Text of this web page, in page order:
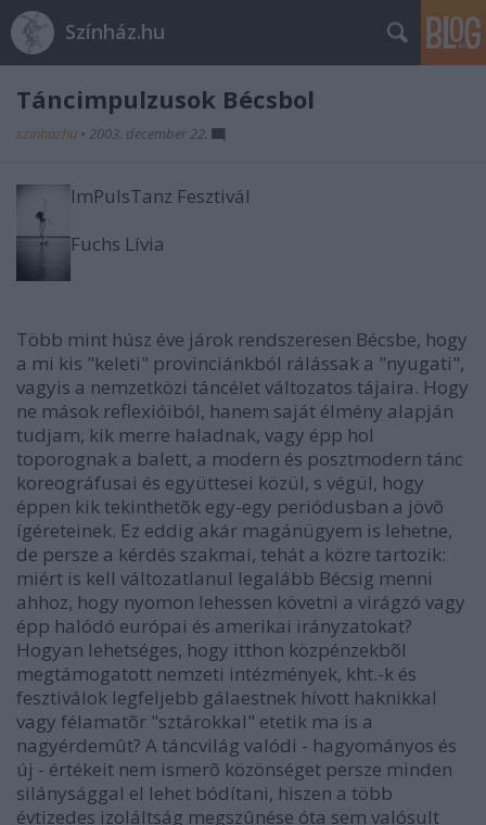
Színház.hu
Táncimpulzusok Bécsbol
szinhazhu • 2003. december 22.
ImPulsTanz Fesztivál
Fuchs Lívia
Több mint húsz éve járok rendszeresen Bécsbe, hogy
a mi kis "keleti" provinciánkból rálássak a "nyugati",
vagyis a nemzetközi táncélet változatos tájaira. Hogy
ne mások reflexióiból, hanem saját élmény alapján
tudjam, kik merre haladnak, vagy épp hol
toporognak a balett, a modern és posztmodern tánc
koreográfusai és együttesei közül, s végül, hogy
éppen kik tekinthetõk egy-egy periódusban a jövõ
ígéreteinek. Ez eddig akár magánügyem is lehetne,
de persze a kérdés szakmai, tehát a közre tartozik:
miért is kell változatlanul legalább Bécsig menni
ahhoz, hogy nyomon lehessen követni a virágzó vagy
épp halódó európai és amerikai irányzatokat?
Hogyan lehetséges, hogy itthon közpénzekbõl
megtámogatott nemzeti intézmények, kht.-k és
fesztiválok legfeljebb gálaestnek hívott haknikkal
vagy félamatõr "sztárokkal" etetik ma is a
nagyérdemût? A táncvilág valódi - hagyományos és
új - értékeit nem ismerõ közönséget persze minden
silánysággal el lehet bódítani, hiszen a több
évtizedes izoláltság megszûnése óta sem valósult